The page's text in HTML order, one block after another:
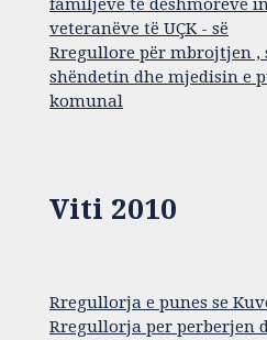
familjeve të dëshmorëve
veteranëve të UÇK - së
Rregullore për mbrojtjen ,
shëndetin dhe mjedisin e
komunal
Viti 2010
Rregullorja e punes se
Rregullorja per perberjen